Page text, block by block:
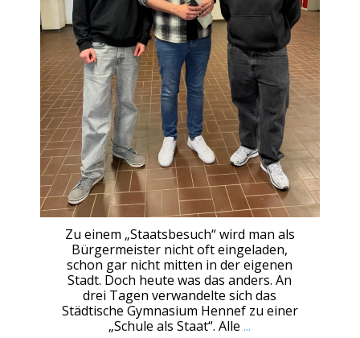
Zu einem „Staatsbesuch“ wird man als
Bürgermeister nicht oft eingeladen,
schon gar nicht mitten in der eigenen
Stadt. Doch heute was das anders. An
drei Tagen verwandelte sich das
Städtische Gymnasium Hennef zu einer
„Schule als Staat“. Alle ...